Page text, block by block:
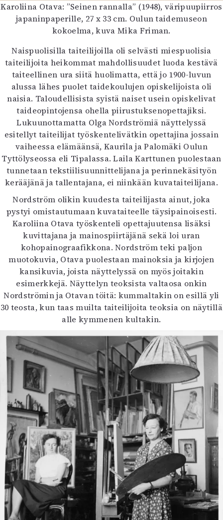
Karoliina Otava: ”Seinen rannalla” (1948), väripuupiirros
japaninpaperille, 27 x 33 cm. Oulun taidemuseon
kokoelma, kuva Mika Friman.
Naispuolisilla taiteilijoilla oli selvästi miespuolisia
taiteilijoita heikommat mahdollisuudet luoda kestävä
taiteellinen ura siitä huolimatta, että jo 1900-luvun
alussa lähes puolet taidekoulujen opiskelijoista oli
naisia. Taloudellisista syistä naiset usein opiskelivat
taideopintojensa ohella piirustuksenopettajiksi.
Lukuunottamatta Olga Nordströmiä näyttelyssä
esitellyt taiteilijat työskentelivätkin opettajina jossain
vaiheessa elämäänsä, Kaurila ja Palomäki Oulun
Tyttölyseossa eli Tipalassa. Laila Karttunen puolestaan
tunnetaan tekstiilisuunnittelijana ja perinnekäsityön
kerääjänä ja tallentajana, ei niinkään kuvataiteilijana.
Nordström olikin kuudesta taiteilijasta ainut, joka
pystyi omistautumaan kuvataiteelle täysipainoisesti.
Karoliina Otava työskenteli opettajuutensa lisäksi
kuvittajana ja mainospiirtäjänä sekä loi uran
kohopainograafikkona. Nordström teki paljon
muotokuvia, Otava puolestaan mainoksia ja kirjojen
kansikuvia, joista näyttelyssä on myös joitakin
esimerkkejä. Näyttelyn teoksista valtaosa onkin
Nordströmin ja Otavan töitä: kummaltakin on esillä yli
30 teosta, kun taas muilta taiteilijoita teoksia on näytillä
alle kymmenen kultakin.